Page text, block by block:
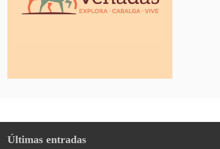
Últimas entradas